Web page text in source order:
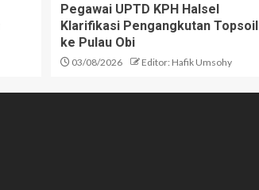
Pegawai UPTD KPH Halsel
Klarifikasi Pengangkutan Topsoil
ke Pulau Obi
03/08/2026 Editor: Hafik Umsohy